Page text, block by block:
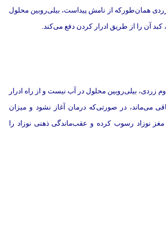
زردی همان‌طوركه از نامش پیداست، بیلی‌روبین محلول
آن را از طریق ادرار كردن دفع می‌كند.
زردی، بیلی‌روبین محلول در آب نیست و از راه ادرار
می‌ماند، در صورتی‌كه درمان آغاز نشود و میزان
نوزاد رسوب كرده و عقب‌ماندگی ذهنی نوزاد را